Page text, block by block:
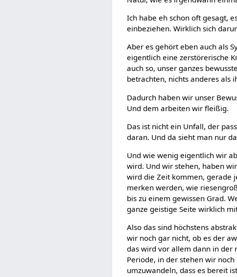
Ich habe eh schon oft gesagt,
einbeziehen. Wirklich sich
Aber es gehört eben auch als
eigentlich eine zerstörerische
auch so, unser ganzes
betrachten, nichts anderes als
Dadurch haben wir unser
Und dem arbeiten wir fleißig.
Das ist nicht ein Unfall, der
daran. Und da sieht man nur
Und wie wenig eigentlich wir
wird. Und wir stehen, haben
wird die Zeit kommen, gerade
merken werden, wie
bis zu einem gewissen Grad.
ganze geistige Seite wirklich
Also das sind höchstens
wir noch gar nicht, ob es der
das wird vor allem dann in der
Periode, in der stehen wir
umzuwandeln, dass es bereit